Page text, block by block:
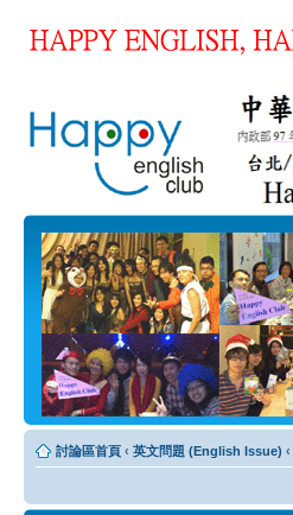
討論區首頁 ‹ 英文問題 (English Issue) ‹